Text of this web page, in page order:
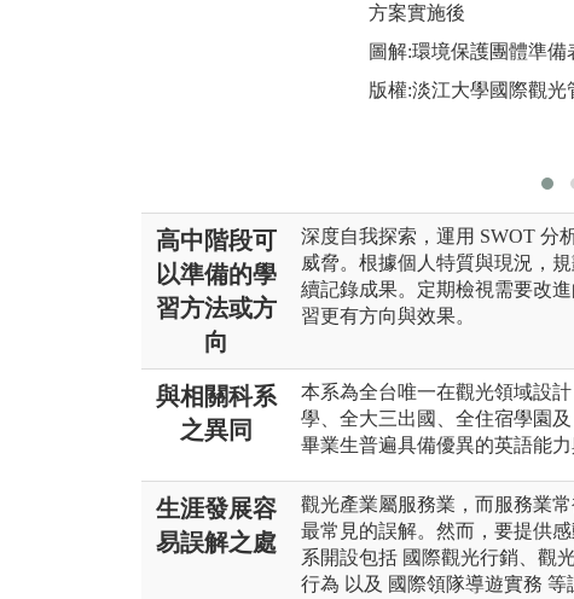
方案實施後
圖解:環境保護團體準備
版權:淡江大學國際觀光
高中階段可
以準備的學
習方法或方
向
深度自我探索，運用 SWOT 分
威脅。根據個人特質與現況，
續記錄成果。定期檢視需要改
習更有方向與效果。
與相關科系
之異同
本系為全台唯一在觀光領域設
學、全大三出國、全住宿學園
畢業生普遍具備優異的英語能力
生涯發展容
易誤解之處
觀光產業屬服務業，而服務業
最常見的誤解。然而，要提供
系開設包括 國際觀光行銷、觀
行為 以及 國際領隊導遊實務